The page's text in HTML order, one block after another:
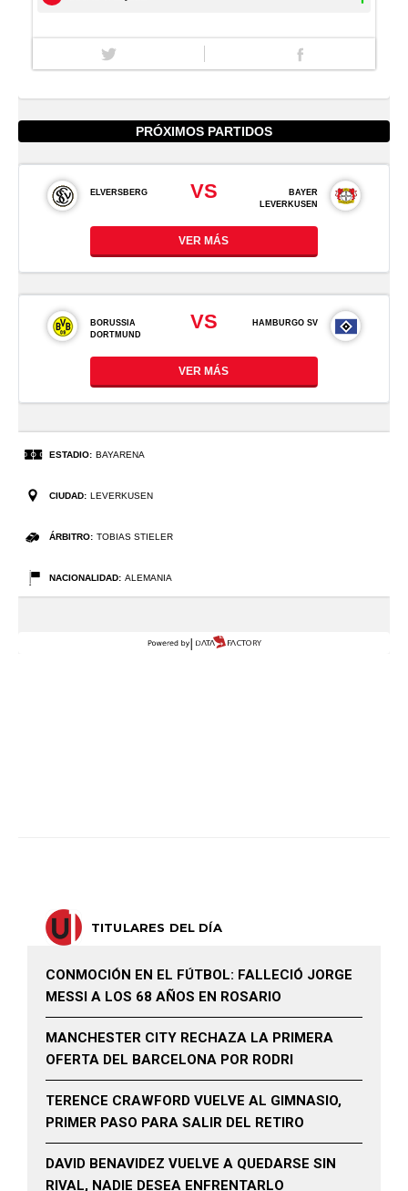
TITULARES DEL DÍA
CONMOCIÓN EN EL FÚTBOL: FALLECIÓ JORGE
MESSI A LOS 68 AÑOS EN ROSARIO
MANCHESTER CITY RECHAZA LA PRIMERA
OFERTA DEL BARCELONA POR RODRI
TERENCE CRAWFORD VUELVE AL GIMNASIO,
PRIMER PASO PARA SALIR DEL RETIRO
DAVID BENAVIDEZ VUELVE A QUEDARSE SIN
RIVAL, NADIE DESEA ENFRENTARLO